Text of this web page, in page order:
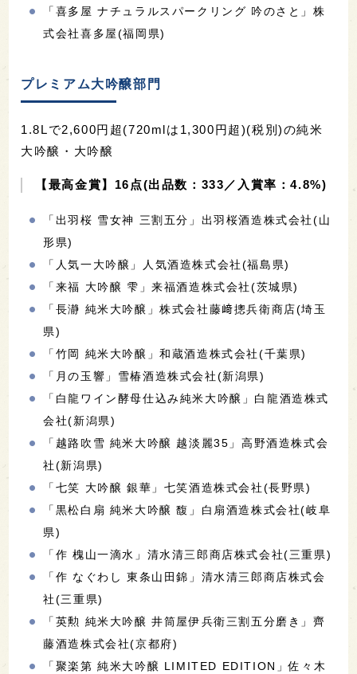
「喜多屋 ナチュラルスパークリング 吟のさと」株
式会社喜多屋(福岡県)
プレミアム大吟醸部門
1.8Lで2,600円超(720mlは1,300円超)(税別)の純米
大吟醸・大吟醸
【最高金賞】16点(出品数：333／入賞率：4.8%)
「出羽桜 雪女神 三割五分」出羽桜酒造株式会社(山
形県)
「人気一大吟醸」人気酒造株式会社(福島県)
「来福 大吟醸 雫」来福酒造株式会社(茨城県)
「長瀞 純米大吟醸」株式会社藤﨑摠兵衛商店(埼玉
県)
「竹岡 純米大吟醸」和蔵酒造株式会社(千葉県)
「月の玉響」雪椿酒造株式会社(新潟県)
「白龍ワイン酵母仕込み純米大吟醸」白龍酒造株式
会社(新潟県)
「越路吹雪 純米大吟醸 越淡麗35」高野酒造株式会
社(新潟県)
「七笑 大吟醸 銀華」七笑酒造株式会社(長野県)
「黒松白扇 純米大吟醸 馥」白扇酒造株式会社(岐阜
県)
「作 槐山一滴水」清水清三郎商店株式会社(三重県)
「作 なぐわし 東条山田錦」清水清三郎商店株式会
社(三重県)
「英勲 純米大吟醸 井筒屋伊兵衛三割五分磨き」齊
藤酒造株式会社(京都府)
「聚楽第 純米大吟醸 LIMITED EDITION」佐々木